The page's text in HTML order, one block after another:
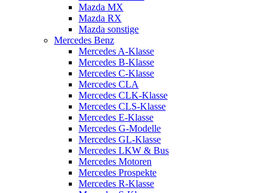
Mazda MX
Mazda RX
Mazda sonstige
Mercedes Benz
Mercedes A-Klasse
Mercedes B-Klasse
Mercedes C-Klasse
Mercedes CLA
Mercedes CLK-Klasse
Mercedes CLS-Klasse
Mercedes E-Klasse
Mercedes G-Modelle
Mercedes GL-Klasse
Mercedes LKW & Bus
Mercedes Motoren
Mercedes Prospekte
Mercedes R-Klasse